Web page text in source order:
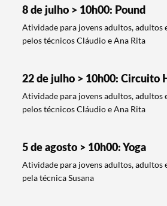
8 de julho > 10h00: Pound
Atividade para jovens adultos, adultos
pelos técnicos Cláudio e Ana Rita
22 de julho > 10h00: Circuito
Atividade para jovens adultos, adultos
pelos técnicos Cláudio e Ana Rita
5 de agosto > 10h00: Yoga
Atividade para jovens adultos, adultos
pela técnica Susana